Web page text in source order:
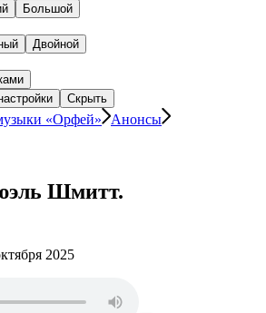
Большой
Двойной
Скрыть
«Орфей» Анонсы
Шмитт.
2025